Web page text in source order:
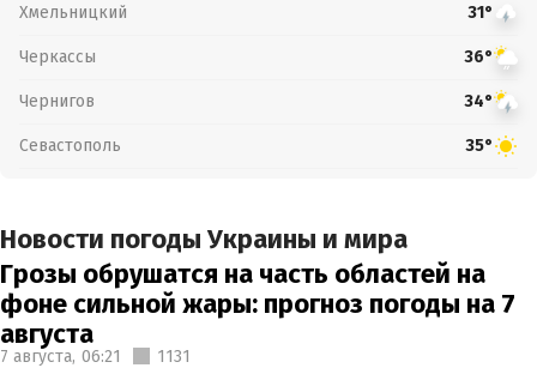
Хмельницкий 31°
Черкассы 36°
Чернигов 34°
Севастополь 35°
Новости погоды Украины и мира
Грозы обрушатся на часть областей на
фоне сильной жары: прогноз погоды на 7
августа
7 августа, 06:21 1131